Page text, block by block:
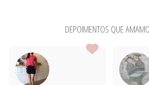
DEPOIMENTOS QUE